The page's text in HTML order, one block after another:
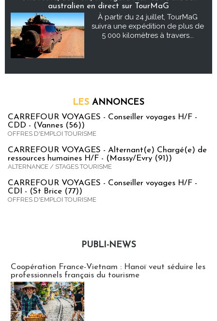
australien en direct sur TourMaG
À partir du 24 juillet, TourMaG
suivra une expédition de plus de
5 000 kilomètres à travers...
LES ANNONCES
CARREFOUR VOYAGES - Conseiller voyages H/F -
CDD - (Vannes (56))
OFFRES D'EMPLOI TOURISME
CARREFOUR VOYAGES - Alternant(e) Chargé(e) de
ressources humaines H/F - (Massy/Evry (91))
ALTERNANCE / STAGES TOURISME
CARREFOUR VOYAGES - Conseiller voyages H/F -
CDI - (St Brice (77))
OFFRES D'EMPLOI TOURISME
PUBLI-NEWS
Coopération France-Vietnam : Hanoï veut séduire les
professionnels français du tourisme